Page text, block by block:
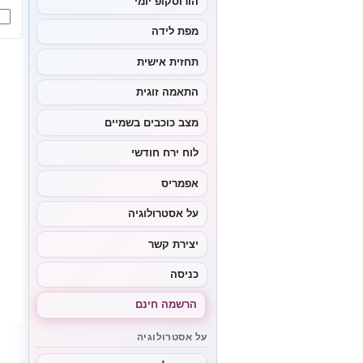
מפת לידה
תחזית אישית
התאמה זוגית
מצב כוכבים בשמיים
לוח ירח חודשי
אפמריס
על אסטרולוגיה
יצירת קשר
כניסה
הרשמה חינם
על אסטרולוגיה